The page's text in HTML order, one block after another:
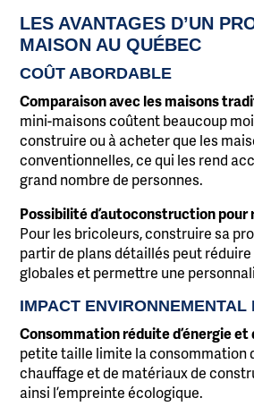
LES AVANTAGES D’UN
MAISON AU QUÉBEC
COÛT ABORDABLE
Comparaison avec les maisons
mini-maisons coûtent beaucoup
construire ou à acheter que les
conventionnelles, ce qui les rend
grand nombre de personnes.
Possibilité d’autoconstruction pour
Pour les bricoleurs, construire sa
partir de plans détaillés peut
globales et permettre une
IMPACT ENVIRONNEMENTAL
Consommation réduite d’énergie
petite taille limite la consommation
chauffage et de matériaux de
ainsi l’empreinte écologique.